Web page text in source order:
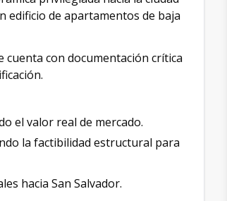
edificio de apartamentos de baja
cuenta con documentación crítica
el valor real de mercado.
la factibilidad estructural para
hacia San Salvador.